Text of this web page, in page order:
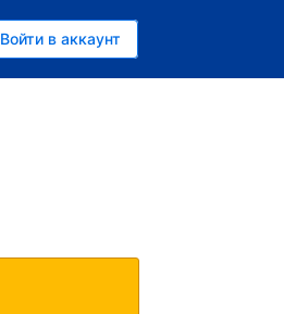
Войти в аккаунт